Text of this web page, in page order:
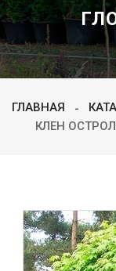
ГЛАВНАЯ
КЛЕН